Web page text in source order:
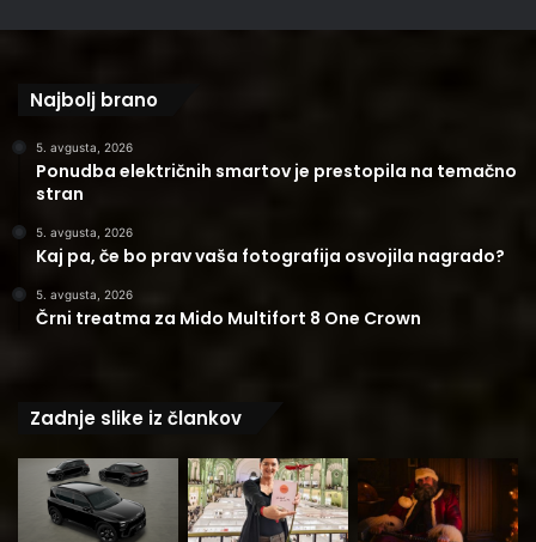
Najbolj brano
5. avgusta, 2026
Ponudba električnih smartov je prestopila na temačno
stran
5. avgusta, 2026
Kaj pa, če bo prav vaša fotografija osvojila nagrado?
5. avgusta, 2026
Črni treatma za Mido Multifort 8 One Crown
Zadnje slike iz člankov